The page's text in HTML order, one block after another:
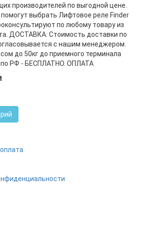
производителей по выгодной цене.
выбрать Лифтовое реле Finder
по любому товару из
ДОСТАВКА: Стоимость доставки по
с нашим менеджером.
до 50кг до приемного терминала
РФ - БЕСПЛАТНО. ОПЛАТА